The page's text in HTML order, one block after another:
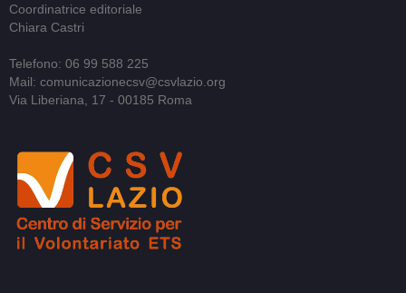
Coordinatrice editoriale
Chiara Castri
Telefono: 06 99 588 225
Mail: comunicazionecsv@csvlazio.org
Via Liberiana, 17 - 00185 Roma